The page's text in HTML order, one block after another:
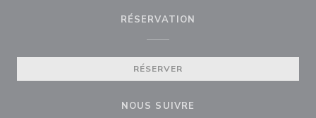
RÉSERVATION
RÉSERVER
NOUS SUIVRE